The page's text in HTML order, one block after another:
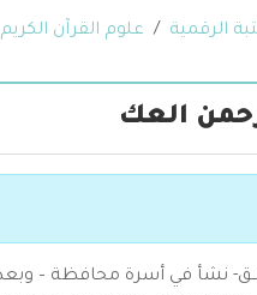
الرقمية علوم القرآن الكريم
العك